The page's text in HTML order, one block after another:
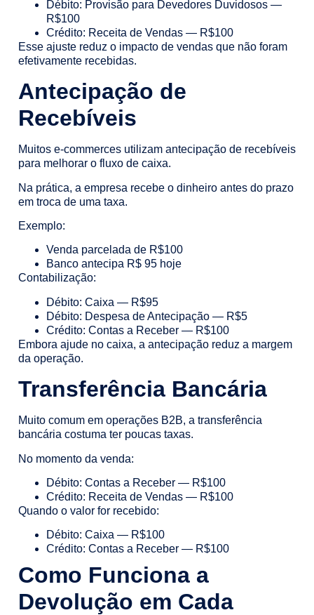
Débito: Provisão para Devedores Duvidosos —
R$100
Crédito: Receita de Vendas — R$100
Esse ajuste reduz o impacto de vendas que não foram
efetivamente recebidas.
Antecipação de
Recebíveis
Muitos e-commerces utilizam antecipação de recebíveis
para melhorar o fluxo de caixa.
Na prática, a empresa recebe o dinheiro antes do prazo
em troca de uma taxa.
Exemplo:
Venda parcelada de R$100
Banco antecipa R$ 95 hoje
Contabilização:
Débito: Caixa — R$95
Débito: Despesa de Antecipação — R$5
Crédito: Contas a Receber — R$100
Embora ajude no caixa, a antecipação reduz a margem
da operação.
Transferência Bancária
Muito comum em operações B2B, a transferência
bancária costuma ter poucas taxas.
No momento da venda:
Débito: Contas a Receber — R$100
Crédito: Receita de Vendas — R$100
Quando o valor for recebido:
Débito: Caixa — R$100
Crédito: Contas a Receber — R$100
Como Funciona a
Devolução em Cada